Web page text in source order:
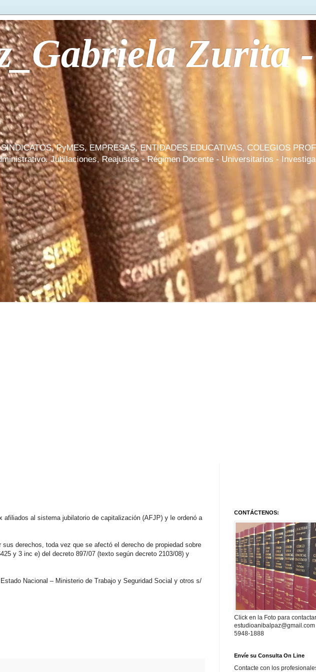
Zurita -
PyMES, EMPRESAS, ENTIDADES EDUCATIVAS, COLEGIOS
Jubilaciones, Reajustes - Régimen Docente - Universitarios -
al sistema jubilatorio de capitalización (AFJP) y le ordenó a
derechos, toda vez que se afectó el derecho de propiedad sobre
y 3 inc e) del decreto 897/07 (texto según decreto 2103/08) y
Nacional – Ministerio de Trabajo y Seguridad Social y otros s/
CONTÁCTENOS:
Click en la Foto para
5948-1888
Envíe su Consulta On Line
Contacte con los